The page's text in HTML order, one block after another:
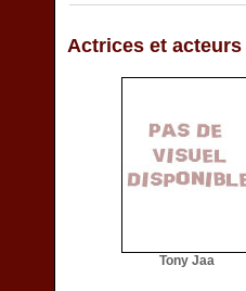
Actrices et acteurs
Tony Jaa